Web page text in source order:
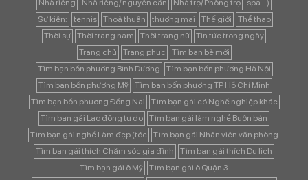
Nhà riêng
Nhà riêng/ nguyên căn Nhà trọ/ Phòng trọ
spa...)
Sự kiện:
tennis Thoả thuận thương mại Thế giới
Thể thao
Thời sự
Thời trang nam Thời trang nữ
Tin tức trong ngày
Trang chủ
Trang phục
Tìm bạn bè mới
Tìm bạn bốn phương Bình Dương
Tìm bạn bốn phương Hà Nội
Tìm bạn bốn phương Mỹ
Tìm bạn bốn phương TP Hồ Chí Minh
Tìm bạn bốn phương Đồng Nai
Tìm bạn gái có Nghề nghiệp khác
Tìm bạn gái Lao động tự do
Tìm bạn gái làm nghề Buôn bán
Tìm bạn gái nghề Làm đẹp (tóc
Tìm bạn gái Nhân viên văn phòng
Tìm bạn gái thích Chăm sóc gia đình
Tìm bạn gái thích Du lịch
Tìm bạn gái ở Mỹ
Tìm bạn gái ở Quận 3